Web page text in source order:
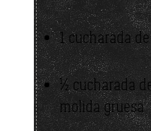
1 cucharada
½ cucharada
molida gruesa